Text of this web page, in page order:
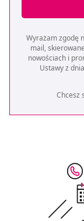
Wyrażam zgodę
mail,
nowościach i
Ustawy z
Chcesz